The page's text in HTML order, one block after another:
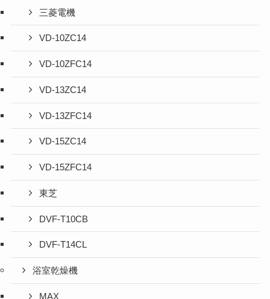
三菱電機
VD-10ZC14
VD-10ZFC14
VD-13ZC14
VD-13ZFC14
VD-15ZC14
VD-15ZFC14
東芝
DVF-T10CB
DVF-T14CL
浴室乾燥機
MAX